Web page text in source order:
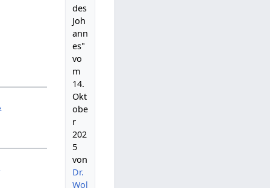
des
Joh
ann
es"
vo
m
14.
Okt
obe
r
202
5
von
Dr.
Wol